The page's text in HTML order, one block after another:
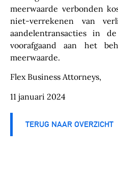
meerwaarde verbonden
niet-verrekenen van
aandelentransacties in
voorafgaand aan het
meerwaarde.
Flex Business Attorneys,
11 januari 2024
TERUG NAAR OVERZICHT